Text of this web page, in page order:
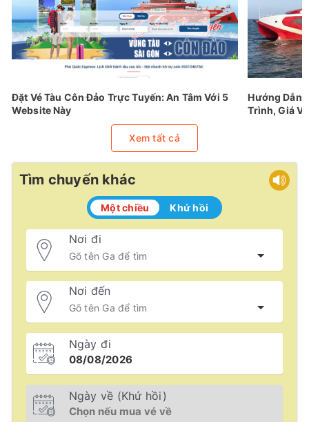
Đặt Vé Tàu Côn Đảo Trực Tuyến: An Tâm Với 5
Website Này
Hướng Dẫn
Trình, Giá Vé
Xem tất cả
Tìm chuyến khác
Một chiều Khứ hồi
Nơi đi
Nơi đến
Ngày đi
Ngày về (Khứ hồi)